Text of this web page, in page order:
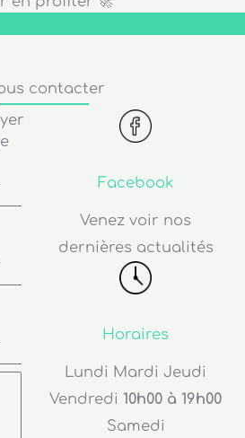
contacter
Facebook
Venez voir nos
dernières actualités
Horaires
Lundi Mardi Jeudi
Vendredi 10h00 à 19h00
Samedi